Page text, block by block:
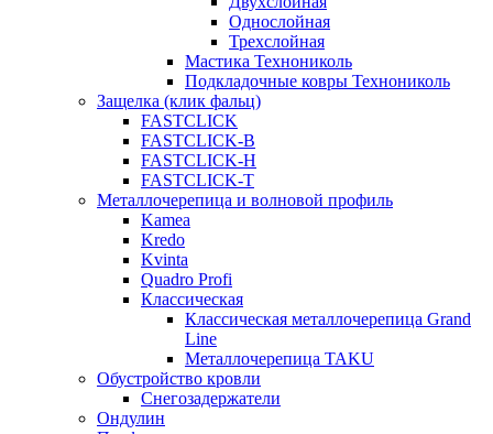
Однослойная
Трехслойная
Мастика Технониколь
Подкладочные ковры Технониколь
Защелка (клик фальц)
FASTCLICK
FASTCLICK-B
FASTCLICK-H
FASTCLICK-T
Металлочерепица и волновой профиль
Kamea
Kredo
Kvinta
Quadro Profi
Классическая
Классическая металлочерепица Grand
Line
Металлочерепица TAKU
Обустройство кровли
Снегозадержатели
Ондулин